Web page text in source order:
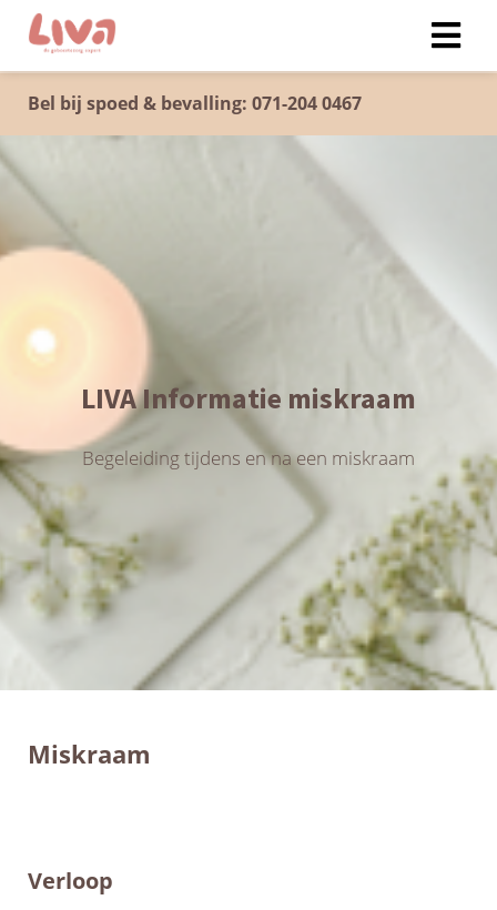
Bel bij spoed & bevalling: 071-204 0467
LIVA Informatie miskraam
Begeleiding tijdens en na een miskraam
Miskraam
Verloop